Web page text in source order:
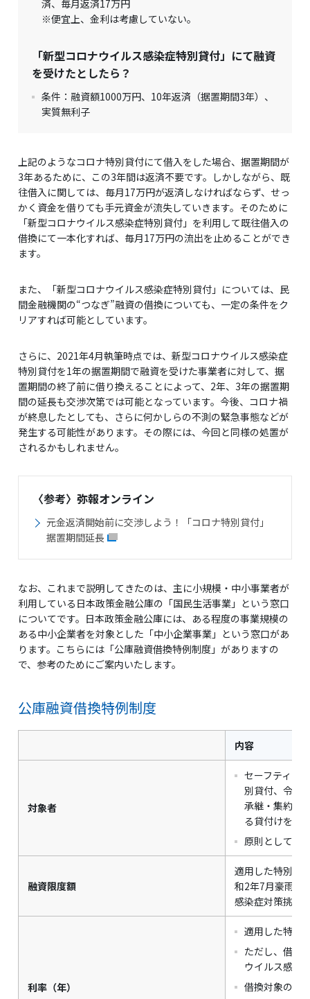
済、毎月返済17万円
※便宜上、金利は考慮していない。
「新型コロナウイルス感染症特別貸付」にて融資
を受けたとしたら？
条件：融資額1000万円、10年返済（据置期間3年）、
実質無利子
上記のようなコロナ特別貸付にて借入をした場合、据置期間が
3年あるために、この3年間は返済不要です。しかしながら、既
往借入に関しては、毎月17万円が返済しなければならず、せっ
かく資金を借りても手元資金が流失していきます。そのために
「新型コロナウイルス感染症特別貸付」を利用して既往借入の
借換にて一本化すれば、毎月17万円の流出を止めることができ
ます。
また、「新型コロナウイルス感染症特別貸付」については、民
間金融機関の“つなぎ”融資の借換についても、一定の条件をク
リアすれば可能としています。
さらに、2021年4月執筆時点では、新型コロナウイルス感染症
特別貸付を1年の据置期間で融資を受けた事業者に対して、据
置期間の終了前に借り換えることによって、2年、3年の据置期
間の延長も交渉次第では可能となっています。今後、コロナ禍
が終息したとしても、さらに何かしらの不測の緊急事態などが
発生する可能性があります。その際には、今回と同様の処置が
されるかもしれません。
〈参考〉弥報オンライン
元金返済開始前に交渉しよう！「コロナ特別貸付」
据置期間延長
なお、これまで説明してきたのは、主に小規模・中小事業者が
利用している日本政策金融公庫の「国民生活事業」という窓口
についてです。日本政策金融公庫には、ある程度の事業規模の
ある中小企業者を対象とした「中小企業事業」という窓口があ
ります。こちらには「公庫融資借換特例制度」がありますの
で、参考のためにご案内いたします。
公庫融資借換特例制度
内容
対象者
セーフティネ
別貸付、令和
承継・集約・
る貸付けを受
原則として、
融資限度額
適用した特別貸
和2年7月豪雨特
感染症対策挑戦
利率（年）
適用した特別
ただし、借換
ウイルス感染
借換対象の貸